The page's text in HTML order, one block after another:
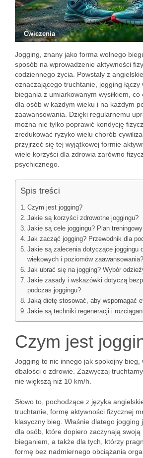
Ćwiczenia
Jogging, znany jako forma wolnego
sposób na wprowadzenie aktywności
codziennego życia. Powstały z
oznaczającego truchtanie, jogging
biegania z umiarkowanym wysiłkiem,
dla osób w każdym wieku i na każdym
zaawansowania. Dzięki regularnemu
można nie tylko poprawić kondycję
zredukować ryzyko wielu chorób
przyjrzeć się tej wyjątkowej formie
wiele korzyści dla zdrowia zarówno
psychicznego.
Spis treści
Czym jest jogging?
Jakie są korzyści zdrowotne joggingu?
Jakie są cele joggingu? Plan
Jak zacząć jogging? Przewodnik dla
Jakie są zalecenia dotyczące joggingu
wiekowych i poziomów zaawansowania?
Jak ubrać się na jogging? Wybór
Jakie zasady i wskazówki dotyczą
podczas joggingu?
Jaką dietę stosować, aby wspomagać
Jakie są techniki regeneracji i
Czym jest
Jogging to nic innego jak spokojny bieg,
dbałości o zdrowie. Zazwyczaj
nie większą niż 10 km/h.
Słowo to, pochodzące z języka
truchtanie, formę aktywności fizycznej
klasyczny bieg. Właśnie dlatego jogging
dla osób, które dopiero zaczynają swoją
bieganiem, a także dla tych, którzy
formę bez nadmiernego obciążania